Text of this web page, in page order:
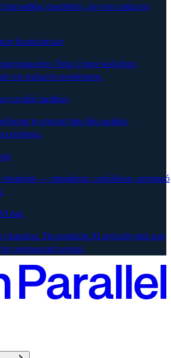
καθώς συμβαίνει, όχι στο επόμενο
δεσμεύσεων
Όσες έχουν κολλήσει
την επόμενη συνάντηση.
μεταξύ ομάδων
τη στιγμή που δύο ομάδες
κίνδυνο.
— αποφάσεις, υπεύθυνοι, ιστορικό
σας
Τα εργαλεία AI αντλούν από μια
οργανωτική μνήμη.